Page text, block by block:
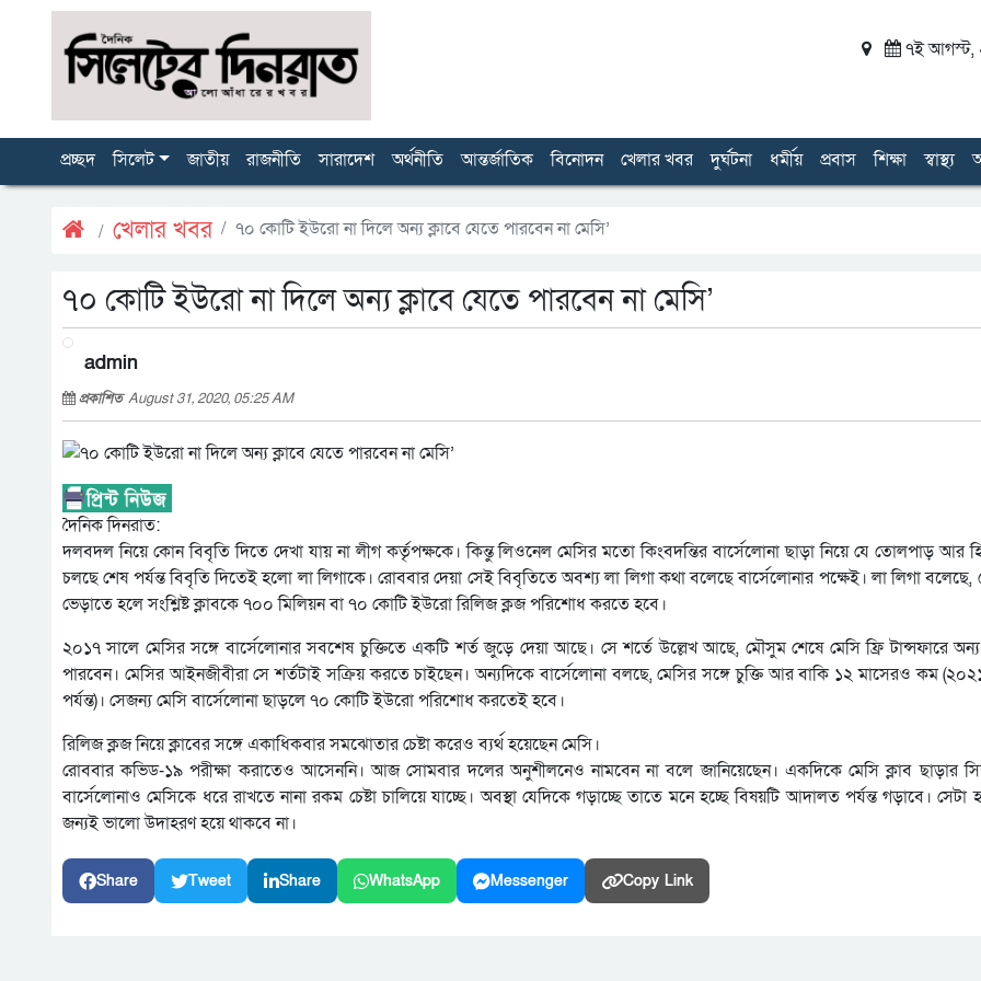
৭ই আগস্ট,
প্রচ্ছদ সিলেট জাতীয় রাজনীতি সারাদেশ অর্থনীতি আন্তর্জাতিক বিনোদন খেলার খবর দুর্ঘটনা ধর্মীয় প্রবাস শিক্ষা স্বাস্থ্য
খেলার খবর ৭০ কোটি ইউরো না দিলে অন্য ক্লাবে যেতে পারবেন না মেসি’
৭০ কোটি ইউরো না দিলে অন্য ক্লাবে যেতে পারবেন না মেসি’
admin
প্রকাশিতAugust 31, 2020, 05:25 AM
দৈনিক দিনরাত:
দলবদল নিয়ে কোন বিবৃতি দিতে দেখা যায় না লীগ কর্তৃপক্ষকে। কিন্তু লিওনেল মেসির মতো কিংবদন্তির বার্সেলোনা ছাড়া নিয়ে যে তোলপাড় আর
চলছে শেষ পর্যন্ত বিবৃতি দিতেই হলো লা লিগাকে। রোববার দেয়া সেই বিবৃতিতে অবশ্য লা লিগা কথা বলেছে বার্সেলোনার পক্ষেই। লা লিগা
ভেড়াতে হলে সংশ্লিষ্ট ক্লাবকে ৭০০ মিলিয়ন বা ৭০ কোটি ইউরো রিলিজ ক্লজ পরিশোধ করতে হবে।
২০১৭ সালে মেসির সঙ্গে বার্সেলোনার সবশেষ চুক্তিতে একটি শর্ত জুড়ে দেয়া আছে। সে শর্তে উল্লেখ আছে, মৌসুম শেষে মেসি ফ্রি টান্সফারে অন্য
পারবেন। মেসির আইনজীবীরা সে শর্তটাই সক্রিয় করতে চাইছেন। অন্যদিকে বার্সেলোনা বলছে, মেসির সঙ্গে চুক্তি আর বাকি ১২ মাসেরও কম
পর্যন্ত)। সেজন্য মেসি বার্সেলোনা ছাড়লে ৭০ কোটি ইউরো পরিশোধ করতেই হবে।
রিলিজ ক্লজ নিয়ে ক্লাবের সঙ্গে একাধিকবার সমঝোতার চেষ্টা করেও ব্যর্থ হয়েছেন মেসি।
রোববার কভিড-১৯ পরীক্ষা করাতেও আসেননি। আজ সোমবার দলের অনুশীলনেও নামবেন না বলে জানিয়েছেন। একদিকে মেসি ক্লাব ছাড়ার
বার্সেলোনাও মেসিকে ধরে রাখতে নানা রকম চেষ্টা চালিয়ে যাচ্ছে। অবস্থা যেদিকে গড়াচ্ছে তাতে মনে হচ্ছে বিষয়টি আদালত পর্যন্ত গড়াবে। সেটা
জন্যই ভালো উদাহরণ হয়ে থাকবে না।
Share Tweet Share WhatsApp Messenger Copy Link